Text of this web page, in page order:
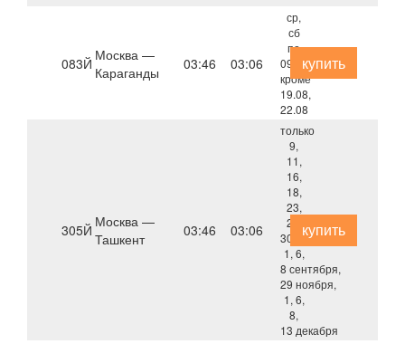
083Й Москва —
Караганды
03:46 03:06
ср,
сб
по
09.09,
кроме
19.08,
22.08
купить
305Й Москва —
Ташкент
03:46 03:06
только
9,
11,
16,
18,
23,
25,
30 августа,
1, 6,
8 сентября,
29 ноября,
1, 6,
8,
13 декабря
купить